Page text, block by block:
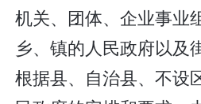
机关、团体、企业事业
乡、镇的人民政府以及
根据县、自治县、不设